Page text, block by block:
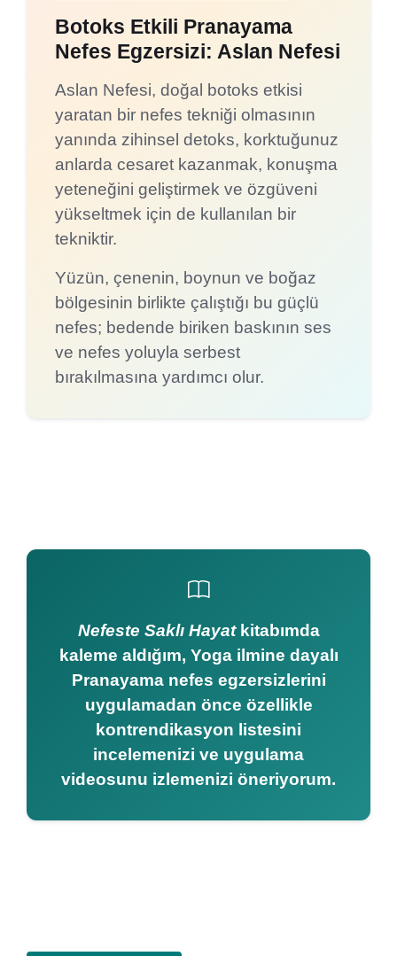
Botoks Etkili Pranayama
Nefes Egzersizi: Aslan Nefesi
Aslan Nefesi, doğal botoks etkisi
yaratan bir nefes tekniği olmasının
yanında zihinsel detoks, korktuğunuz
anlarda cesaret kazanmak, konuşma
yeteneğini geliştirmek ve özgüveni
yükseltmek için de kullanılan bir
tekniktir.
Yüzün, çenenin, boynun ve boğaz
bölgesinin birlikte çalıştığı bu güçlü
nefes; bedende biriken baskının ses
ve nefes yoluyla serbest
bırakılmasına yardımcı olur.
Nefeste Saklı Hayatkitabımda
kaleme aldığım, Yoga ilmine dayalı
Pranayama nefes egzersizlerini
uygulamadan önce özellikle
kontrendikasyon listesini
incelemenizi ve uygulama
videosunu izlemenizi öneriyorum.